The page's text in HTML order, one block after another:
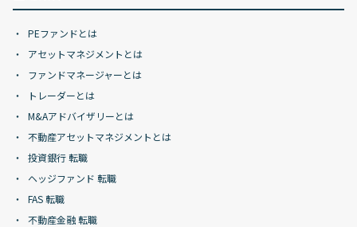
PEファンドとは
アセットマネジメントとは
ファンドマネージャーとは
トレーダーとは
M&Aアドバイザリーとは
不動産アセットマネジメントとは
投資銀行 転職
ヘッジファンド 転職
FAS 転職
不動産金融 転職